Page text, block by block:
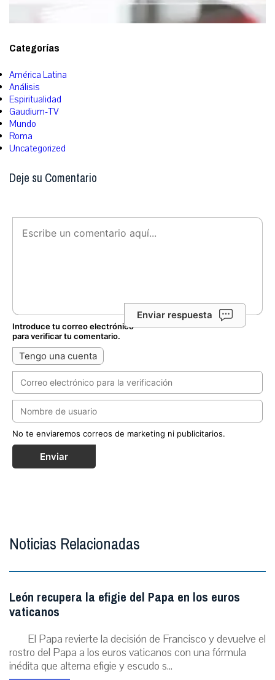
Categorías
América Latina
Análisis
Espiritualidad
Gaudium-TV
Mundo
Roma
Uncategorized
Deje su Comentario
Enviar respuesta
Introduce tu correo electrónico
para verificar tu comentario.
Tengo una cuenta
No te enviaremos correos de marketing ni publicitarios.
Enviar
Noticias Relacionadas
León recupera la efigie del Papa en los euros
vaticanos
El Papa revierte la decisión de Francisco y devuelve el
rostro del Papa a los euros vaticanos con una fórmula
inédita que alterna efigie y escudo s...